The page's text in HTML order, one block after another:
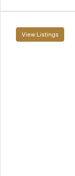
View Listings